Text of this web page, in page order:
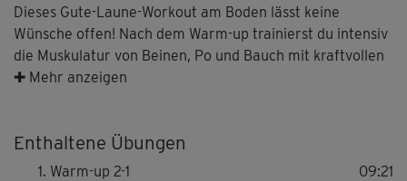
Dieses Gute-Laune-Workout am Boden lässt keine
Wünsche offen! Nach dem Warm-up trainierst du intensiv
die Muskulatur von Beinen, Po und Bauch mit kraftvollen
Moves, bei denen du auch mal ins Tempo gehen kannst.
Stretching kannst du dich sanft auslockern und vom
nächsten Strandurlaub träumen!
✚ Mehr anzeigen
Enthaltene Übungen
Warm-up 2-1
09:21